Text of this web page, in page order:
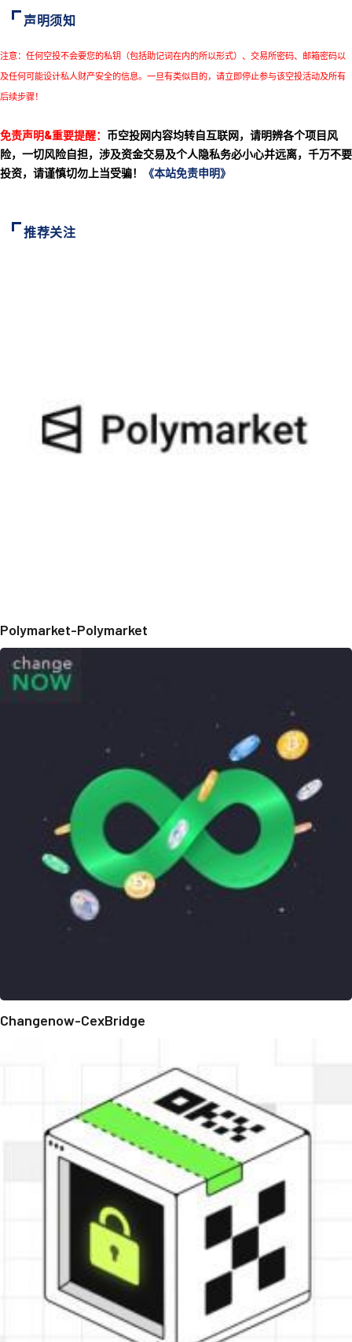
声明须知
注意：任何空投不会要您的私钥（包括助记词在内的所以形式）、交易所密码、邮箱密码以
及任何可能设计私人财产安全的信息。一旦有类似目的，请立即停止参与该空投活动及所有
后续步骤！
免责声明&重要提醒： 币空投网内容均转自互联网，请明辨各个项目风
险，一切风险自担，涉及资金交易及个人隐私务必小心并远离，千万不要
投资，请谨慎切勿上当受骗！
《本站免责申明》
推荐关注
Polymarket-Polymarket
Changenow-CexBridge